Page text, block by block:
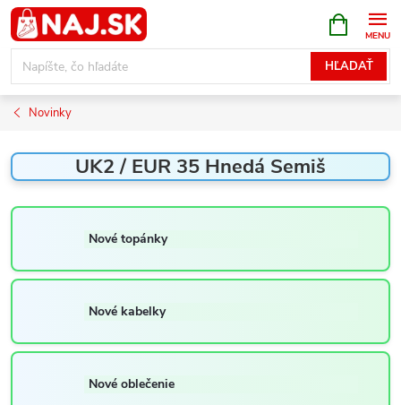
Prejsť
na
obsah
HĽADAŤ
KOŠÍK
Novinky
UK2 / EUR 35 Hnedá Semiš
Nové topánky
Nové kabelky
Nové oblečenie